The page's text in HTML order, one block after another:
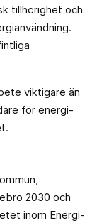
tillhörighet och
viktigare än
för energi-
2030 och
inom Energi-